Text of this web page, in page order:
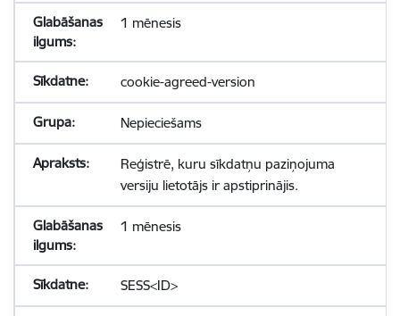
1 mēnesis
cookie-agreed-version
Nepieciešams
Reģistrē, kuru sīkdatņu paziņojuma
versiju lietotājs ir apstiprinājis.
1 mēnesis
SESS<ID>